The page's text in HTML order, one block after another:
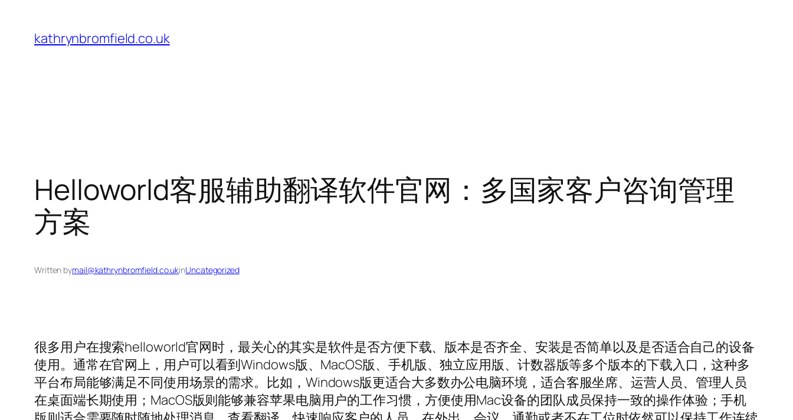
content
kathrynbromfield.co.uk
Helloworld客服辅助翻译软件官网：多国家客户咨询管理
方案
Written bymail@kathrynbromfield.co.ukinUncategorized
很多用户在搜索helloworld官网时，最关心的其实是软件是否方便下载、版本是否齐全、安装是否简单以及是否适合自己的设备
使用。通常在官网上，用户可以看到Windows版、MacOS版、手机版、独立应用版、计数器版等多个版本的下载入口，这种多
平台布局能够满足不同使用场景的需求。比如，Windows版更适合大多数办公电脑环境，适合客服坐席、运营人员、管理人员
在桌面端长期使用；MacOS版则能够兼容苹果电脑用户的工作习惯，方便使用Mac设备的团队成员保持一致的操作体验；手机